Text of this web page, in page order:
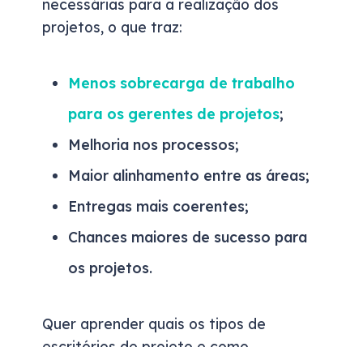
necessárias para a realização dos
projetos, o que traz:
Menos sobrecarga de trabalho
para os gerentes de projetos;
Melhoria nos processos;
Maior alinhamento entre as áreas;
Entregas mais coerentes;
Chances maiores de sucesso para
os projetos.
Quer aprender quais os tipos de